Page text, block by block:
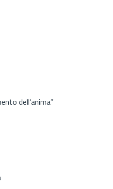
dell’anima”